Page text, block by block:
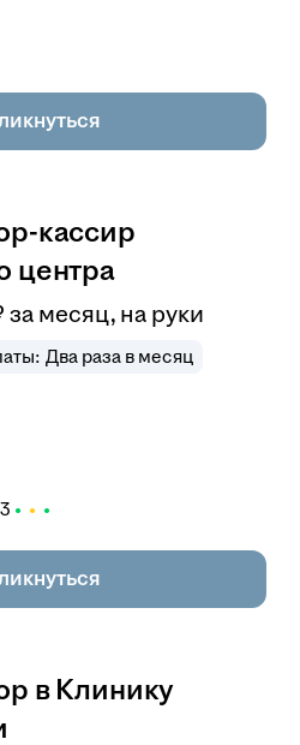
кассир
центра
за месяц, на руки
Два раза в месяц
3
в Клинику